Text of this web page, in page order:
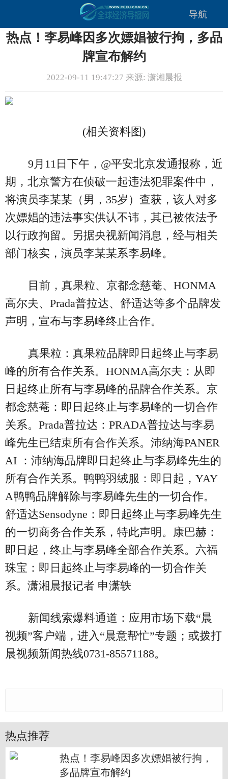
导航
热点！李易峰因多次嫖娼被行拘，多品
牌宣布解约
2022-09-11 19:47:27 来源: 潇湘晨报
(相关资料图)
9月11日下午，@平安北京发通报称，近
期，北京警方在侦破一起违法犯罪案件中，
将演员李某某（男，35岁）查获，该人对多
次嫖娼的违法事实供认不讳，其已被依法予
以行政拘留。另据央视新闻消息，经与相关
部门核实，演员李某某系李易峰。
目前，真果粒、京都念慈菴、HONMA
高尔夫、Prada普拉达、舒适达等多个品牌发
声明，宣布与李易峰终止合作。
真果粒：真果粒品牌即日起终止与李易
峰的所有合作关系。HONMA高尔夫：从即
日起终止所有与李易峰的品牌合作关系。京
都念慈菴：即日起终止与李易峰的一切合作
关系。Prada普拉达：PRADA普拉达与李易
峰先生已结束所有合作关系。沛纳海PANER
AI ：沛纳海品牌即日起终止与李易峰先生的
所有合作关系。鸭鸭羽绒服：即日起，YAY
A鸭鸭品牌解除与李易峰先生的一切合作。
舒适达Sensodyne：即日起终止与李易峰先生
的一切商务合作关系，特此声明。康巴赫：
即日起，终止与李易峰全部合作关系。六福
珠宝：即日起终止与李易峰的一切合作关
系。潇湘晨报记者 申潇轶
新闻线索爆料通道：应用市场下载“晨
视频”客户端，进入“晨意帮忙”专题；或拨打
晨视频新闻热线0731-85571188。
热点推荐
热点！李易峰因多次嫖娼被行拘，
多品牌宣布解约